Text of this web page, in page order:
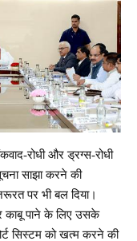
रोधी और ड्रग्स-रोधी
साझा करने की
पर भी बल दिया।
काबू पाने के लिए उसके
सिस्टम को खत्म करने की